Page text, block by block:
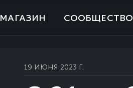
МАГАЗИН СООБЩЕСТВО
19 ИЮНЯ 2023 Г.